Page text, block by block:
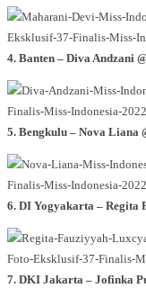
4. Banten – Diva Andzani
5. Bengkulu – Nova Liana
6. DI Yogyakarta –
7. DKI Jakarta – Jofinka